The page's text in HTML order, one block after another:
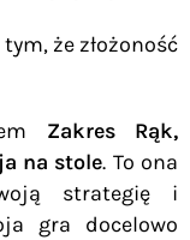
że złożoność
Zakres Rąk,
na stole. To ona
strategię i
gra docelowo